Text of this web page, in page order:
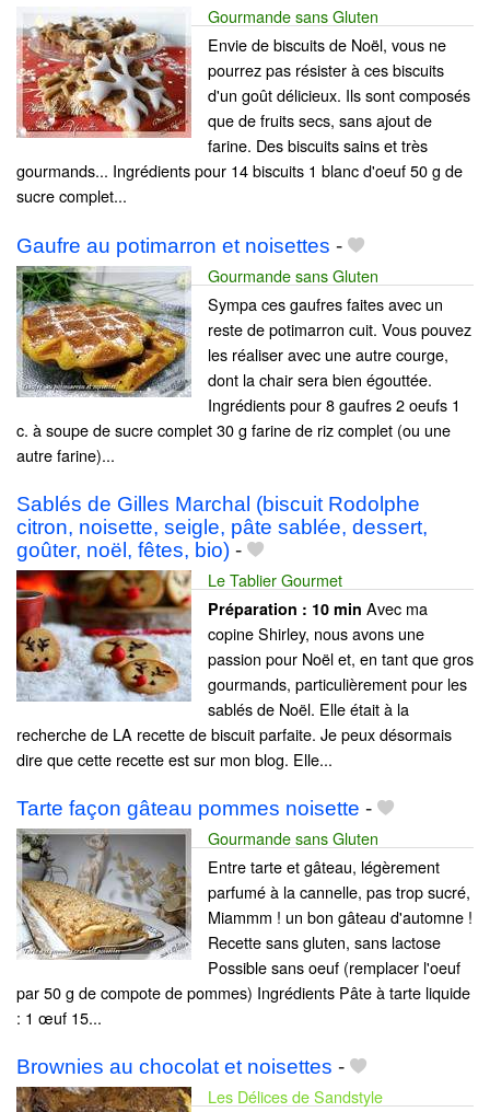
Gourmande sans Gluten
Envie de biscuits de Noël, vous ne
pourrez pas résister à ces biscuits
d'un goût délicieux. Ils sont composés
que de fruits secs, sans ajout de
farine. Des biscuits sains et très
gourmands... Ingrédients pour 14 biscuits 1 blanc d'oeuf 50 g de
sucre complet...
Gaufre au potimarron et noisettes -
Gourmande sans Gluten
Sympa ces gaufres faites avec un
reste de potimarron cuit. Vous pouvez
les réaliser avec une autre courge,
dont la chair sera bien égouttée.
Ingrédients pour 8 gaufres 2 oeufs 1
c. à soupe de sucre complet 30 g farine de riz complet (ou une
autre farine)...
Sablés de Gilles Marchal (biscuit Rodolphe
citron, noisette, seigle, pâte sablée, dessert,
goûter, noël, fêtes, bio) -
Le Tablier Gourmet
Préparation : 10 min Avec ma
copine Shirley, nous avons une
passion pour Noël et, en tant que gros
gourmands, particulièrement pour les
sablés de Noël. Elle était à la
recherche de LA recette de biscuit parfaite. Je peux désormais
dire que cette recette est sur mon blog. Elle...
Tarte façon gâteau pommes noisette -
Gourmande sans Gluten
Entre tarte et gâteau, légèrement
parfumé à la cannelle, pas trop sucré,
Miammm ! un bon gâteau d'automne !
Recette sans gluten, sans lactose
Possible sans oeuf (remplacer l'oeuf
par 50 g de compote de pommes) Ingrédients Pâte à tarte liquide
: 1 œuf 15...
Brownies au chocolat et noisettes -
Les Délices de Sandstyle